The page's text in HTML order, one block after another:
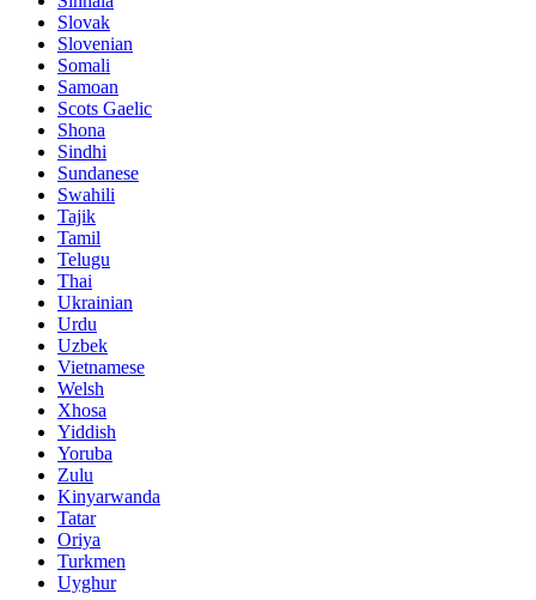
Slovak
Slovenian
Somali
Samoan
Scots Gaelic
Shona
Sindhi
Sundanese
Swahili
Tajik
Tamil
Telugu
Thai
Ukrainian
Urdu
Uzbek
Vietnamese
Welsh
Xhosa
Yiddish
Yoruba
Zulu
Kinyarwanda
Tatar
Oriya
Turkmen
Uyghur